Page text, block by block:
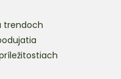
trendoch